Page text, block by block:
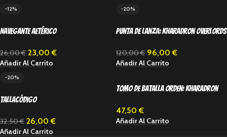
-12%
Navegante Aetérico
26,00€ 23,00€
Añadir Al Carrito
-20%
Punta de lanza: Kharadron Overlords
120,00€ 96,00€
Añadir Al Carrito
-20%
Tallacódigo
32,50€ 26,00€
Añadir Al Carrito
Tomo de batalla Orden: Kharadron
47,50€
Añadir Al Carrito